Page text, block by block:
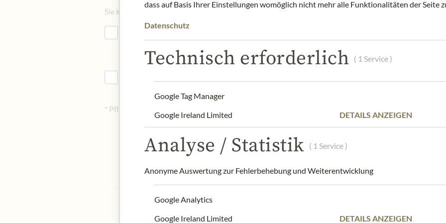
Sie können sich jederzeit von unserem Newsletter abmelden. Ihre Daten werden nicht an Dritte
* Pflichtfelder
dass auf Basis Ihrer Einstellungen womöglich nicht mehr alle Funktionalitäten der Seite
Datenschutz
Technisch erforderlich ( 1 Service )
Google Tag Manager
Google Ireland Limited
DETAILS ANZEIGEN
Analyse / Statistik ( 1 Service )
Anonyme Auswertung zur Fehlerbehebung und Weiterentwicklung
Google Analytics
Google Ireland Limited
DETAILS ANZEIGEN